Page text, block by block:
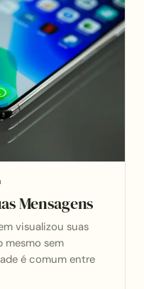
Mensagens
visualizou suas
mesmo sem
é comum entre